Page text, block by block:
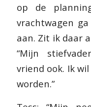
op de
vrachtwagen
aan. Zit ik daar
“Mijn
vriend ook. Ik
worden.”